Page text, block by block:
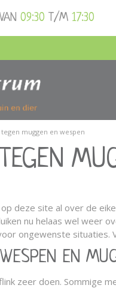
muggen en wespen
09:30 T/M 17:30
deze site al over de
nu helaas wel weer
ongewenste
WESPEN EN
zeer doen. Sommige